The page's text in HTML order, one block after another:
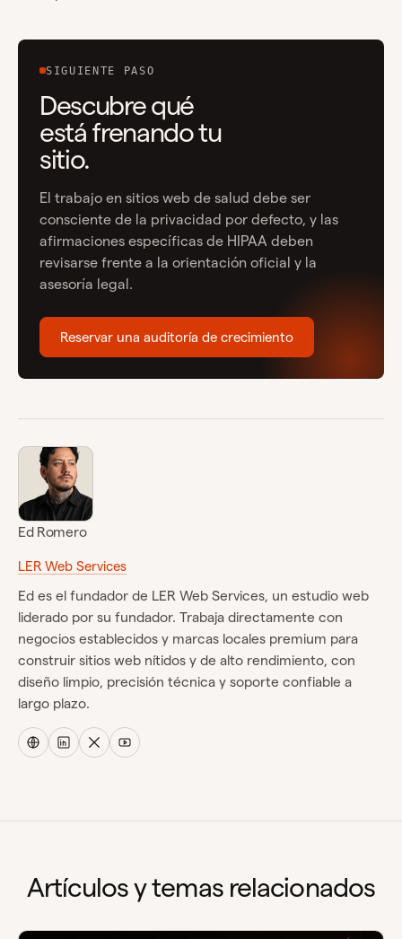
SIGUIENTE PASO
Descubre qué
está frenando tu
sitio.
El trabajo en sitios web de salud debe ser
consciente de la privacidad por defecto, y las
afirmaciones específicas de HIPAA deben
revisarse frente a la orientación oficial y la
asesoría legal.
Reservar una auditoría de crecimiento
Ed Romero
LER Web Services
Ed es el fundador de LER Web Services, un estudio web
liderado por su fundador. Trabaja directamente con
negocios establecidos y marcas locales premium para
construir sitios web nítidos y de alto rendimiento, con
diseño limpio, precisión técnica y soporte confiable a
largo plazo.
Artículos y temas relacionados